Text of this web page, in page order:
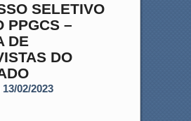
SELETIVO
PPGCS –
DE
DO
13/02/2023